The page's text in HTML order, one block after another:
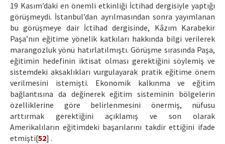
19 Kasım’daki en önemli etkinliği İctihad dergisiyle yaptığı
görüşmeydi. İstanbul’dan ayrılmasından sonra yayımlanan
bu görüşmeye dair İctihad dergisinde, Kâzım Karabekir
Paşa’nın eğitime yönelik katkıları hakkında bilgi verilerek
marangozluk yönü hatırlatılmıştı. Görüşme sırasında Paşa,
eğitimin hedefinin iktisat olması gerektiğini söylemiş ve
sistemdeki aksaklıkları vurgulayarak pratik eğitime önem
verilmesini istemişti. Ekonomik kalkınma ve eğitim
bağlantısına da değinerek eğitim sisteminin bölgelerin
özelliklerine göre belirlenmesini önermiş, nüfusu
arttırmak gerektiğini açıklamış ve son olarak
Amerikalıların eğitimdeki başarılarını takdir ettiğini ifade
etmişti[52] .